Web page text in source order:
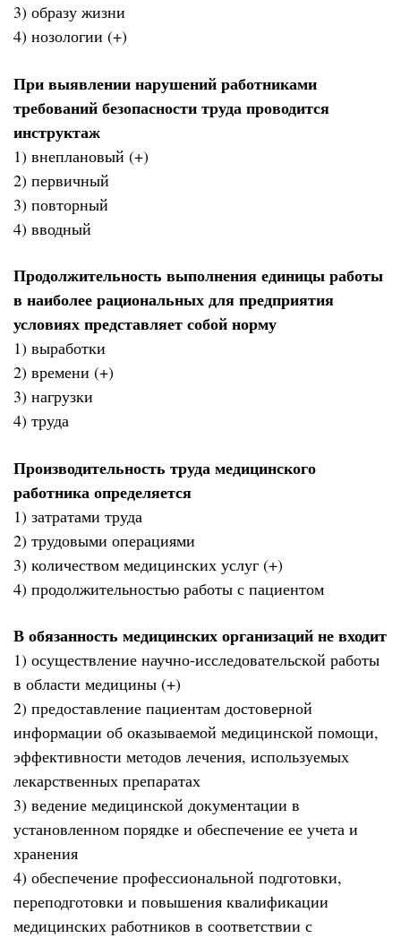
3) образу жизни
4) нозологии (+)
При выявлении нарушений работниками
требований безопасности труда проводится
инструктаж
1) внеплановый (+)
2) первичный
3) повторный
4) вводный
Продолжительность выполнения единицы работы
в наиболее рациональных для предприятия
условиях представляет собой норму
1) выработки
2) времени (+)
3) нагрузки
4) труда
Производительность труда медицинского
работника определяется
1) затратами труда
2) трудовыми операциями
3) количеством медицинских услуг (+)
4) продолжительностью работы с пациентом
В обязанность медицинских организаций не входит
1) осуществление научно-исследовательской работы
в области медицины (+)
2) предоставление пациентам достоверной
информации об оказываемой медицинской помощи,
эффективности методов лечения, используемых
лекарственных препаратах
3) ведение медицинской документации в
установленном порядке и обеспечение ее учета и
хранения
4) обеспечение профессиональной подготовки,
переподготовки и повышения квалификации
медицинских работников в соответствии с